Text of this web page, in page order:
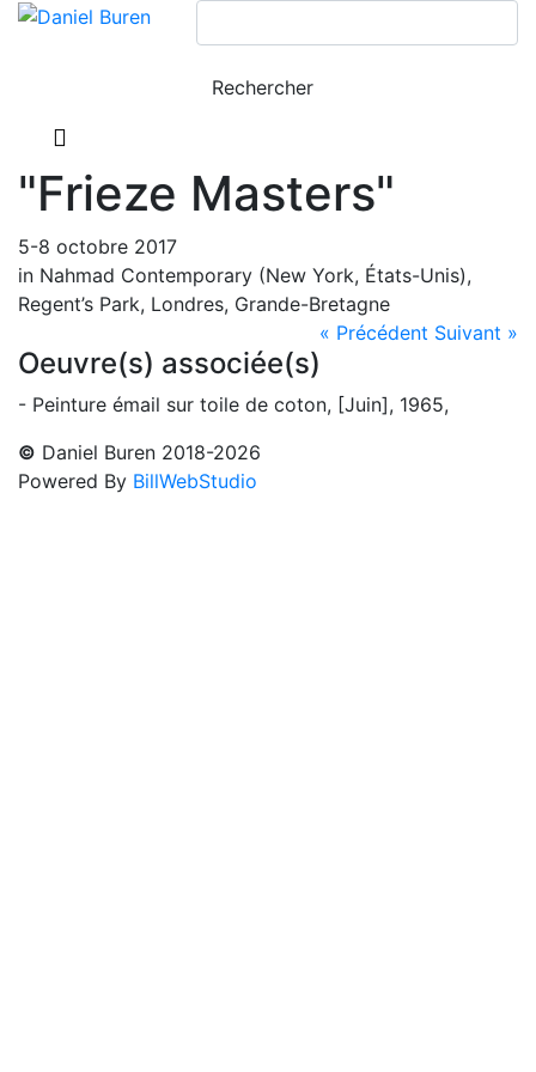
"Frieze Masters"
5-8 octobre 2017
in Nahmad Contemporary (New York, États-Unis),
Regent’s Park, Londres, Grande-Bretagne
« Précédent Suivant »
Oeuvre(s) associée(s)
- Peinture émail sur toile de coton, [Juin], 1965,
© Daniel Buren 2018-2026
Powered By BillWebStudio